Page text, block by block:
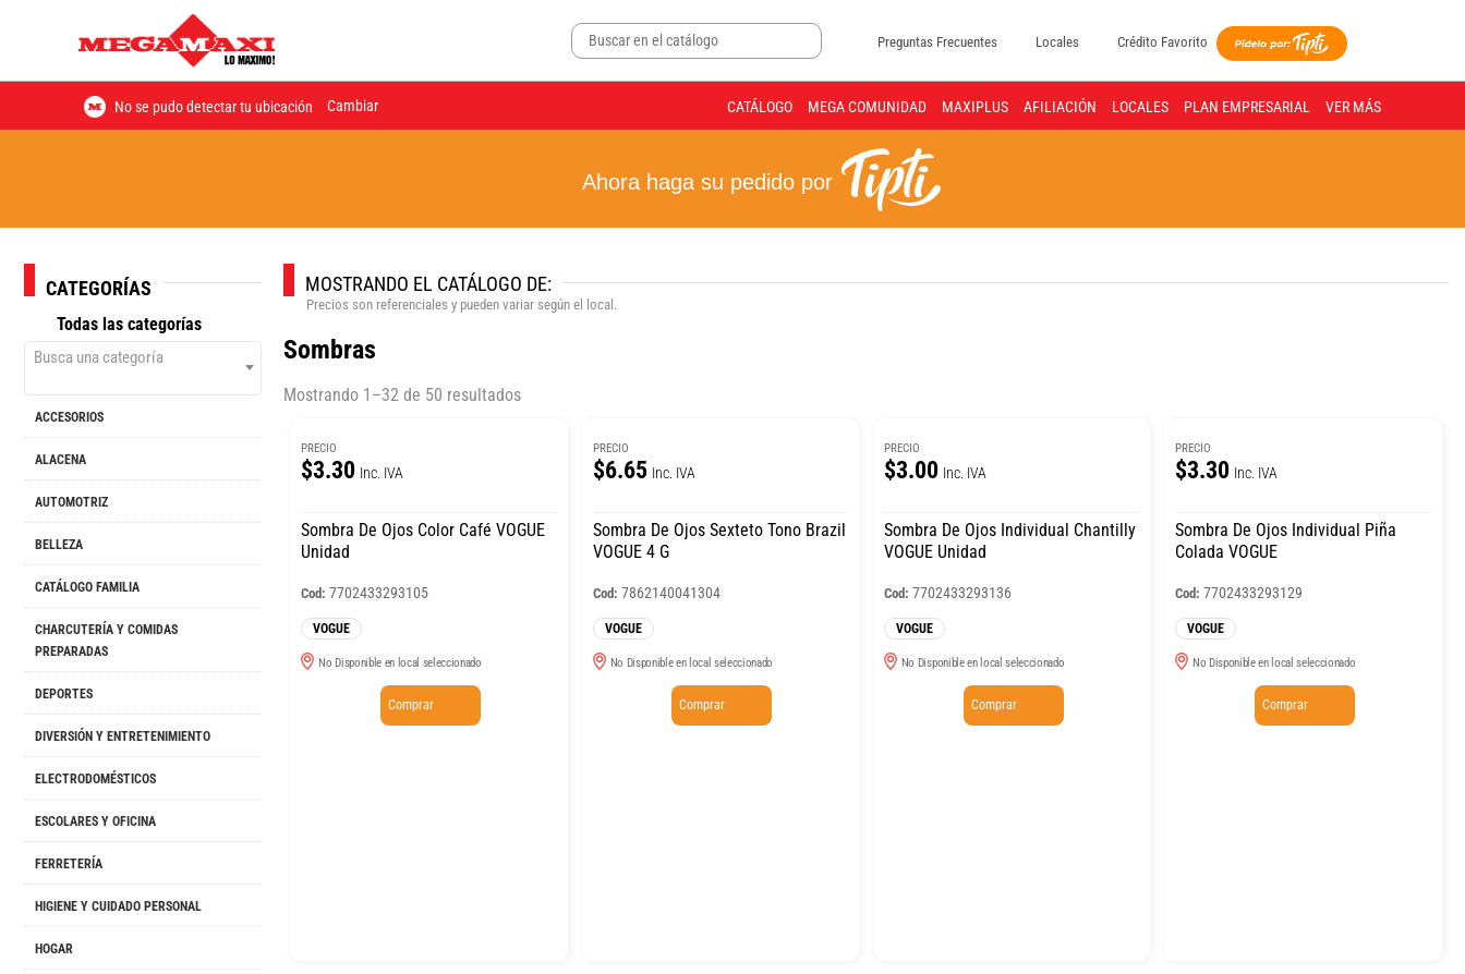
Preguntas Frecuentes Locales Crédito Favorito
No se pudo detectar tu ubicación Cambiar CATÁLOGO MEGA COMUNIDAD MAXIPLUS AFILIACIÓN LOCALES PLAN EMPRESARIAL VER MÁS
Ahora haga su pedido por
CATEGORÍAS
Todas las categorías
Busca una categoría
ACCESORIOS
ALACENA
AUTOMOTRIZ
BELLEZA
CATÁLOGO FAMILIA
CHARCUTERÍA Y COMIDAS
PREPARADAS
DEPORTES
DIVERSIÓN Y ENTRETENIMIENTO
ELECTRODOMÉSTICOS
ESCOLARES Y OFICINA
FERRETERÍA
HIGIENE Y CUIDADO PERSONAL
HOGAR
MOSTRANDO EL CATÁLOGO DE:
Precios son referenciales y pueden variar según el local.
Sombras
Mostrando 1–32 de 50 resultados
PRECIO
$3.30 Inc. IVA
Sombra De Ojos Color Café VOGUE
Unidad
Cod: 7702433293105
VOGUE
No Disponible en local seleccionado
Comprar
PRECIO
$6.65 Inc. IVA
Sombra De Ojos Sexteto Tono Brazil
VOGUE 4 G
Cod: 7862140041304
VOGUE
No Disponible en local seleccionado
Comprar
PRECIO
$3.00 Inc. IVA
Sombra De Ojos Individual Chantilly
VOGUE Unidad
Cod: 7702433293136
VOGUE
No Disponible en local seleccionado
Comprar
PRECIO
$3.30 Inc. IVA
Sombra De Ojos Individual Piña
Colada VOGUE
Cod: 7702433293129
VOGUE
No Disponible en local seleccionado
Comprar